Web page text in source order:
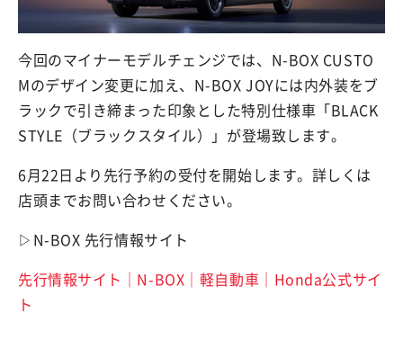
今回のマイナーモデルチェンジでは、N-BOX CUSTO
Mのデザイン変更に加え、N-BOX JOYには内外装をブ
ラックで引き締まった印象とした特別仕様車「BLACK
STYLE（ブラックスタイル）」が登場致します。
6月22日より先行予約の受付を開始します。詳しくは
店頭までお問い合わせください。
▷N-BOX 先行情報サイト
先行情報サイト｜N-BOX｜軽自動車｜Honda公式サイ
ト